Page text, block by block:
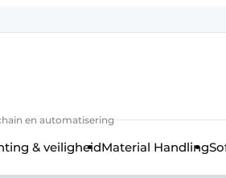
en automatisering
& veiligheidMaterial Handling